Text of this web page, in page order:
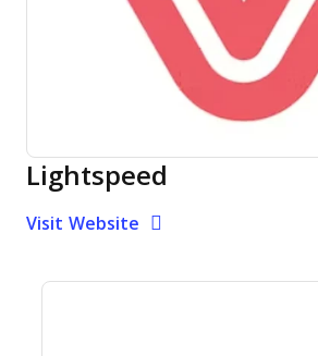
Lightspeed
Visit Website Opens New Window